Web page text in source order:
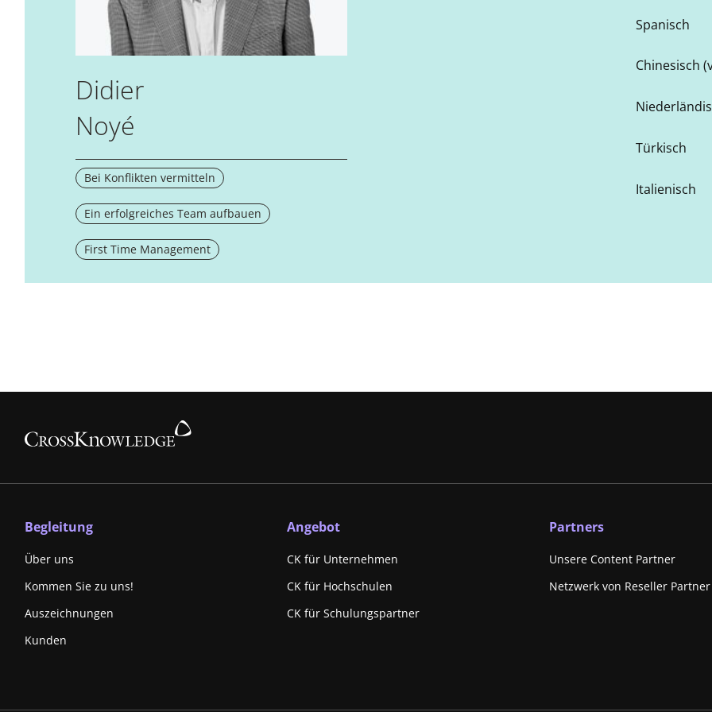
Didier
Noyé
Bei Konflikten vermitteln
Ein erfolgreiches Team aufbauen
First Time Management
Spanisch
Chinesisch
Türkisch
Italienisch
Begleitung
Über uns
Kommen Sie zu uns!
Auszeichnungen
Kunden
Angebot
CK für Unternehmen
CK für Hochschulen
CK für Schulungspartner
Partners
Unsere Content Partner
Netzwerk von Reseller Partner